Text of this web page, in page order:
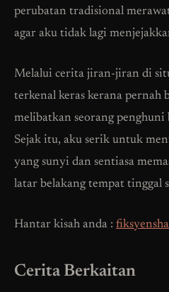
perubatan tradisional
agar aku tidak lagi
Melalui cerita jiran-jiran di
terkenal keras kerana pernah
melibatkan seorang penghuni
Sejak itu, aku serik untuk
yang sunyi dan sentiasa
latar belakang tempat tinggal
Hantar kisah anda :
Cerita Berkaitan